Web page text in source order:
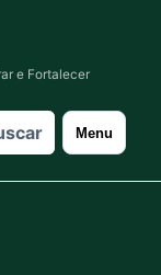
e Fortalecer
Menu